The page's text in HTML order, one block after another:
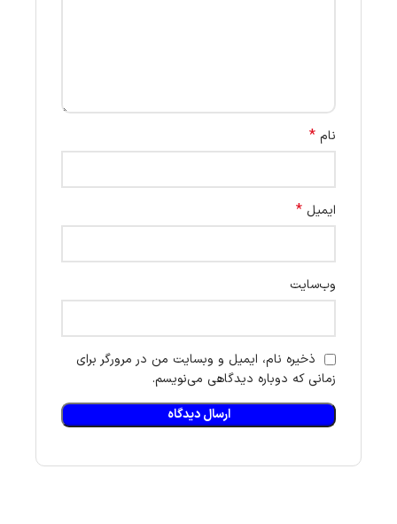
نام *
ایمیل *
وب‌سایت
ذخیره نام، ایمیل و وبسایت من در مرورگر برای
زمانی که دوباره دیدگاهی می‌نویسم.